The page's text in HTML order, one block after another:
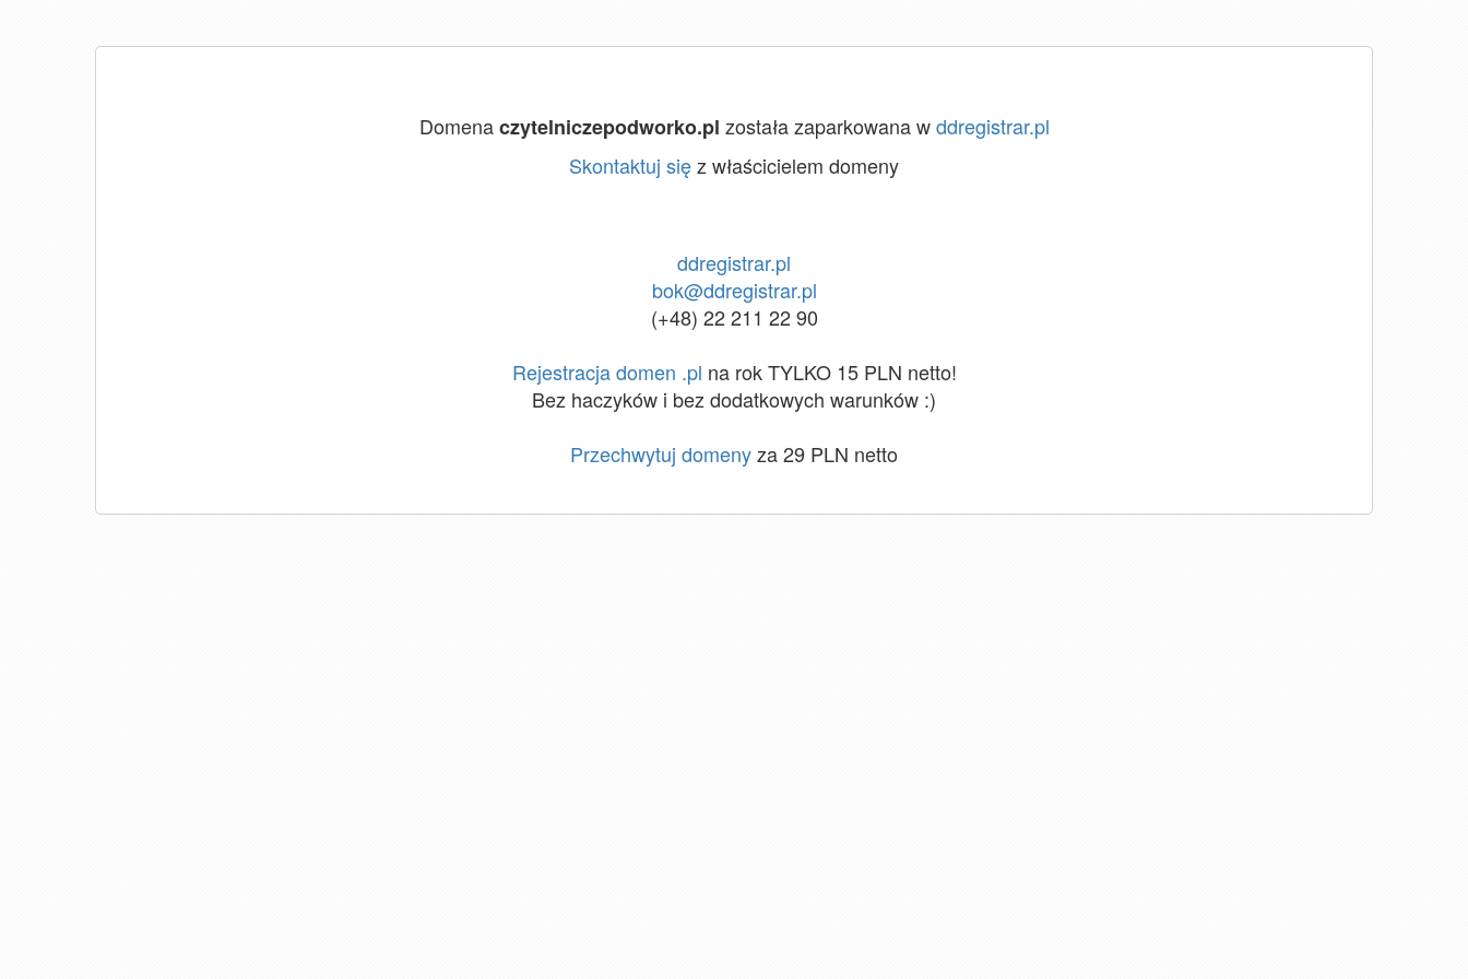
Domenaczytelniczepodworko.pl została zaparkowana wddregistrar.pl
Skontaktuj sięz właścicielem domeny
ddregistrar.pl
bok@ddregistrar.pl
(+48) 22 211 22 90
Rejestracja domen .pl na rok TYLKO 15 PLN netto!
Bez haczyków i bez dodatkowych warunków :)
Przechwytuj domenyza 29 PLN netto